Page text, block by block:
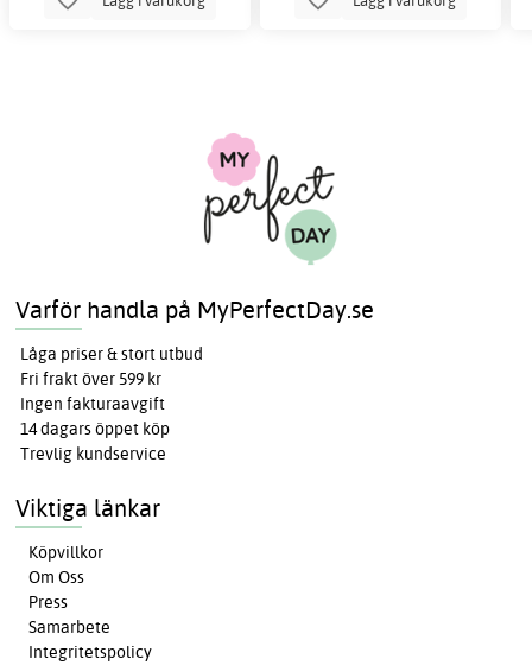
Varför handla på MyPerfectDay.se
Låga priser & stort utbud
Fri frakt över 599 kr
Ingen fakturaavgift
14 dagars öppet köp
Trevlig kundservice
Viktiga länkar
Köpvillkor
Om Oss
Press
Samarbete
Integritetspolicy